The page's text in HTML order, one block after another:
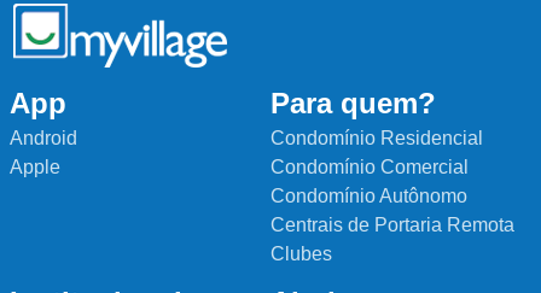
App
Android
Apple
Para quem?
Condomínio Residencial
Condomínio Comercial
Condomínio Autônomo
Centrais de Portaria Remota
Clubes